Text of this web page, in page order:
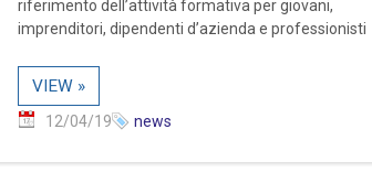
riferimento dell’attività formativa per giovani,
imprenditori, dipendenti d’azienda e professionisti
VIEW »
12/04/19 news